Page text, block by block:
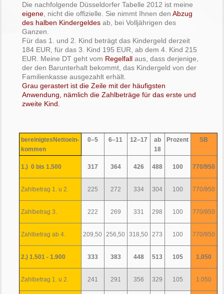
Die nachfolgende Düsseldorfer Tabelle 2012 ist meine
eigene , nicht die offizielle. Sie nimmt Ihnen den Abzug
des halben Kindergeldes ab, bei Volljährigen des
Ganzen.
Für das 1. und 2. Kind beträgt das Kindergeld derzeit
184 EUR, für das 3. Kind 195 EUR, ab dem 4. Kind 215
EUR. Meine DT geht vom Regelfall aus, dass derjenige,
der den Barunterhalt bekommt, das Kindergeld von der
Familienkasse ausgezahlt erhält.
Grau gerastert ist die Zeile mit der häufigsten
Anwendung, nämlich die Zahlbeträge für das erste und
zweite Kind.
bereinigtesNettoein-
kommen
0–5 6–11 12–17
ab
18
Prozent SB
1.) 0 bis 1.500 317 364 426 488 100 770/950
Zahlbetrag 1. u 2. 225 272 334 304 100 770/950
Zahlbetrag 3. 222 269 331 298 100 770/950
Zahlbetrag ab 4. 209,50 256,50 318,50 273 100 770/950
2.) 1.501 - 1.900 333 383 448 513 105 1.050
Zahlbetrag 1. u 2. 241 291 356 329 105 1.050